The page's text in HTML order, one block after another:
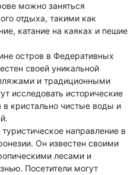
можно заняться
отдыха, такими как
катание на каяках и пешие
остров в Федеративных
своей уникальной
и традиционными
исследовать исторические
в кристально чистые воды и
направление в
Он известен своими
лесами и
Посетители могут